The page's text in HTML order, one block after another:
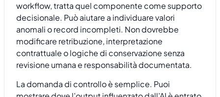
workflow, tratta quel componente come supporto
decisionale. Può aiutare a individuare valori
anomali o record incompleti. Non dovrebbe
modificare retribuzione, interpretazione
contrattuale o logiche di conservazione senza
revisione umana e responsabilità documentata.
La domanda di controllo è semplice. Puoi